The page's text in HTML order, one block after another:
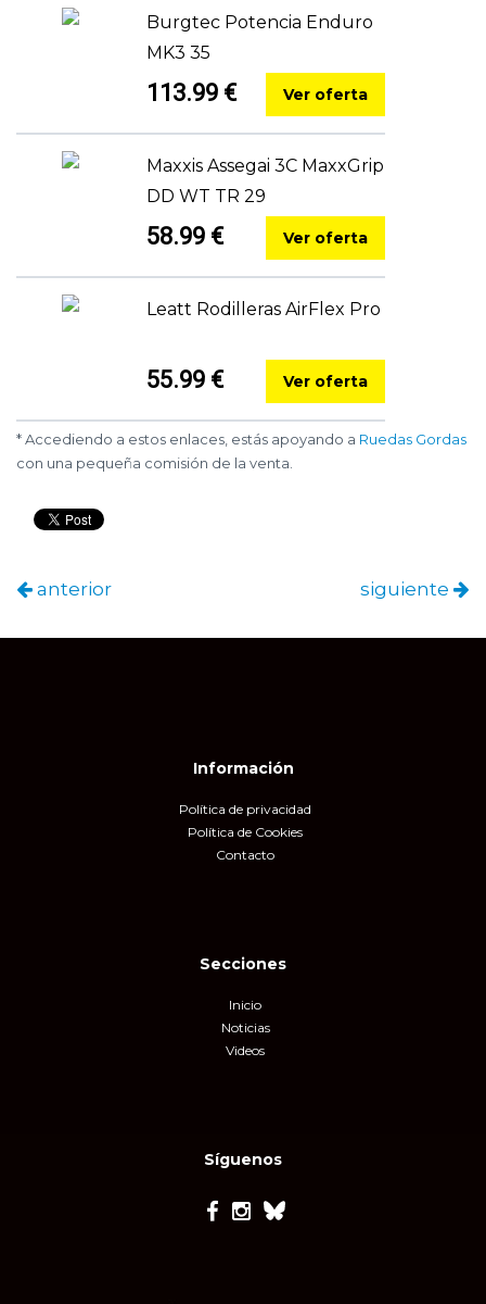
Burgtec Potencia Enduro
MK3 35
113.99 € Ver oferta
Maxxis Assegai 3C MaxxGrip
DD WT TR 29
58.99 € Ver oferta
Leatt Rodilleras AirFlex Pro
55.99 € Ver oferta
* Accediendo a estos enlaces, estás apoyando a Ruedas Gordas
con una pequeña comisión de la venta.
anterior siguiente
Información
Política de privacidad
Política de Cookies
Contacto
Síguenos
Secciones
Inicio
Noticias
Videos